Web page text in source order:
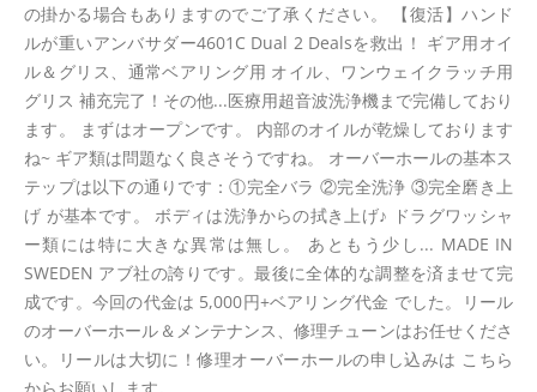
の掛かる場合もありますのでご了承ください。 【復活】ハンド
ルが重いアンバサダー4601C Dual 2 Dealsを救出！ ギア用オイ
ル＆グリス、通常ベアリング用 オイル、ワンウェイクラッチ用
グリス 補充完了！その他...医療用超音波洗浄機まで完備しており
ます。 まずはオープンです。 内部のオイルが乾燥しております
ね~ ギア類は問題なく良さそうですね。 オーバーホールの基本ス
テップは以下の通りです：①完全バラ ②完全洗浄 ③完全磨き上
げ が基本です。 ボディは洗浄からの拭き上げ♪ ドラグワッシャ
ー類には特に大きな異常は無し。 あともう少し... MADE IN
SWEDEN アブ社の誇りです。最後に全体的な調整を済ませて完
成です。今回の代金は 5,000円+ベアリング代金 でした。リール
のオーバーホール＆メンテナンス、修理チューンはお任せくださ
い。リールは大切に！修理オーバーホールの申し込みは こちら